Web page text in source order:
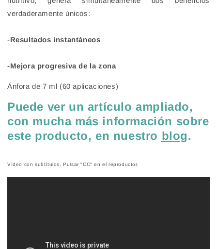
verdaderamente únicos:
-Resultados instantáneos
-Mejora progresiva de la zona
Ánfora de 7 ml (60 aplicaciones)
Puede ver un artículo ampliado,
con mucha más información sobre
este producto, en nuestro blog.
Vídeo con subtítulos. Pulsar "CC" en el reproductor.